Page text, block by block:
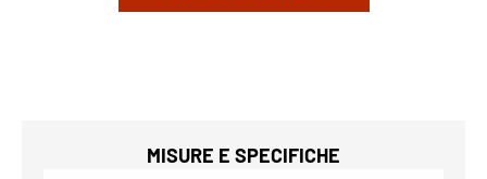
MISURE E SPECIFICHE